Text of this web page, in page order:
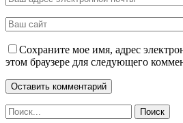
Сохраните мое имя, адрес
этом браузере для следующего